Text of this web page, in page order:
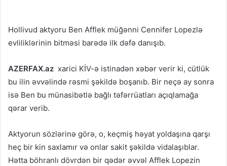
Hollivud aktyoru Ben Afflek müğənni Cennifer Lopezlə
evliliklərinin bitməsi barədə ilk dəfə danışıb.
AZERFAX.az xarici KİV-ə istinadən xəbər verir ki, cütlük
bu ilin əvvəlində rəsmi şəkildə boşanıb. Bir neçə ay sonra
isə Ben bu münasibətlə bağlı təfərrüatları açıqlamağa
qərar verib.
Aktyorun sözlərinə görə, o, keçmiş həyat yoldaşına qarşı
heç bir kin saxlamır və onlar sakit şəkildə vidalaşıblar.
Hətta böhranlı dövrdən bir qədər əvvəl Afflek Lopezin